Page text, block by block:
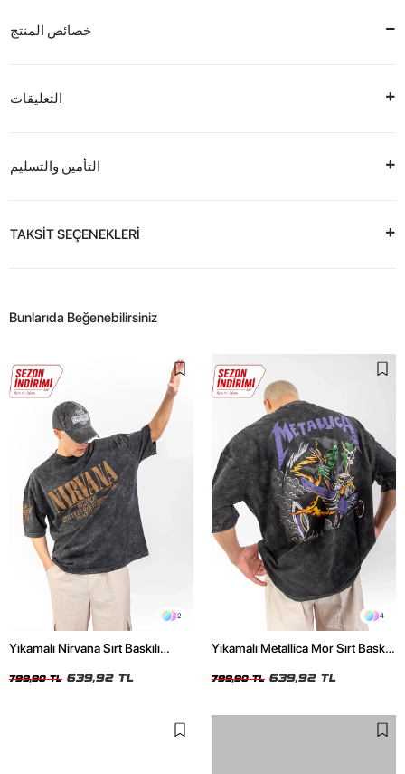
خصائص المنتج
التعليقات
التأمين والتسليم
TAKSİT SEÇENEKLERİ
Bunlarıda Beğenebilirsiniz
2
Yıkamalı Nirvana Sırt Baskılı
799,90 TL 639,92 TL
4
Yıkamalı Metallica Mor Sırt Baskılı
799,90 TL 639,92 TL